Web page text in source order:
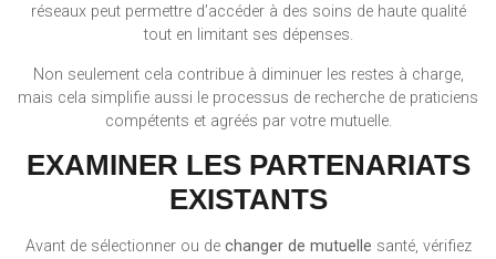
réseaux peut permettre d’accéder à des soins de haute qualité
tout en limitant ses dépenses.
Non seulement cela contribue à diminuer les restes à charge,
mais cela simplifie aussi le processus de recherche de praticiens
compétents et agréés par votre mutuelle.
EXAMINER LES PARTENARIATS
EXISTANTS
Avant de sélectionner ou de changer de mutuelle santé, vérifiez